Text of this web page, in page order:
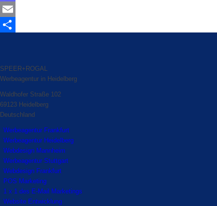
Mastodon
Email
SPEER+ROGAL
Werbeagentur in Heidelberg
Waldhofer Straße 102
69123 Heidelberg
Deutschland
Werbeagentur Frankfurt
Werbeagentur Heidelberg
Webdesign Mannheim
Werbeagentur Stuttgart
Webdesign Frankfurt
POS Marketing
1 x 1 des E-Mail Marketings
Website Entwicklung